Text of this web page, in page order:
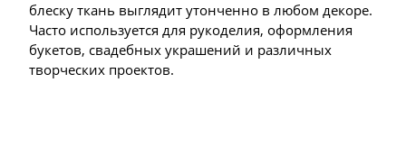
блеску ткань выглядит утонченно в любом декоре.
Часто используется для рукоделия, оформления
букетов, свадебных украшений и различных
творческих проектов.